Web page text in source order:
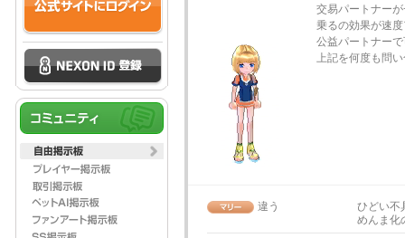
交易パートナー
乗るの効果が速
公益パートナー
上記を何度も問
違う
ひどい不
めんま化